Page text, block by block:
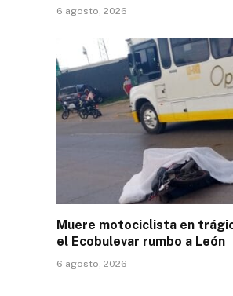
6 agosto, 2026
Muere motociclista en
el Ecobulevar rumbo a León
6 agosto, 2026